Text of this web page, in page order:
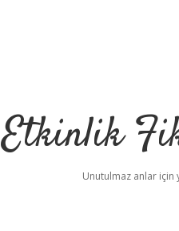
Etkinlik
Unutulmaz anlar için